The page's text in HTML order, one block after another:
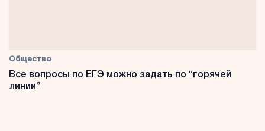
Общество
Все вопросы по ЕГЭ можно задать по “горячей
линии”